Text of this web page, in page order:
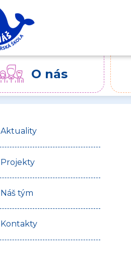
O nás
Aktuality
Projekty
Náš tým
Kontakty